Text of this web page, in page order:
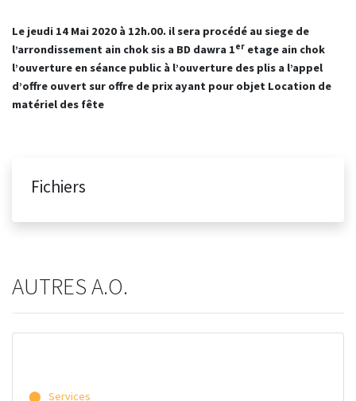
Le jeudi 14 Mai 2020 à 12h.00. il sera procédé au siege de
l’arrondissement ain chok sis a BD dawra 1er etage ain chok
l’ouverture en séance public à l’ouverture des plis a l’appel
d’offre ouvert sur offre de prix ayant pour objet Location de
matériel des fête
Fichiers
AUTRES A.O.
⬤ Services